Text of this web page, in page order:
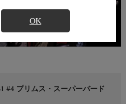
OK
#4 プリムス・スーパーバード